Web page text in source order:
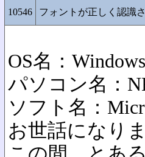
10546 フォントが正しく認識
OS名：
パソコン名：
ソフト名：
お世話になりま